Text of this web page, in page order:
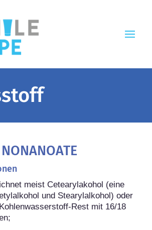
meist Cetearylakohol (eine
und Stearylalkohol) oder
Rest mit 16/18